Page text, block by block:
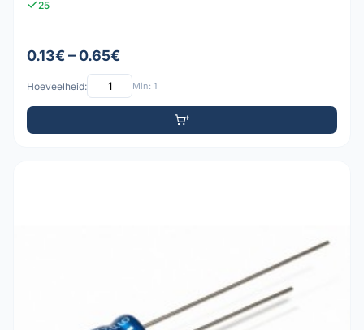
25
0.13€ – 0.65€
Hoeveelheid: Min: 1